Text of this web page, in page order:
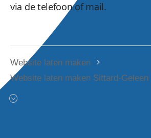
via de telefoon of mail.
Website laten maken
Website laten maken Sittard-Geleen